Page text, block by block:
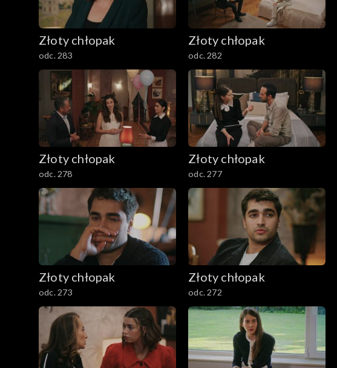
Złoty chłopak
odc. 283
Złoty chłopak
odc. 282
Złoty chłopak
odc. 278
Złoty chłopak
odc. 277
Złoty chłopak
odc. 273
Złoty chłopak
odc. 272